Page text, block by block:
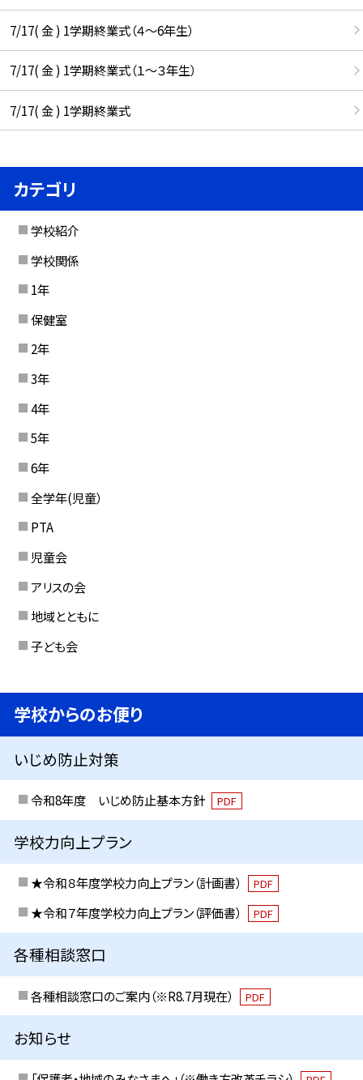
7/17( 金 ) 1学期終業式（４～6年生）
7/17( 金 ) 1学期終業式（１～３年生）
7/17( 金 ) 1学期終業式
カテゴリ
学校紹介
学校関係
1年
保健室
2年
3年
4年
5年
6年
全学年(児童）
PTA
児童会
アリスの会
地域とともに
子ども会
学校からのお便り
いじめ防止対策
令和8年度 いじめ防止基本方針 PDF
学校力向上プラン
★令和８年度学校力向上プラン（計画書） PDF
★令和７年度学校力向上プラン（評価書） PDF
各種相談窓口
各種相談窓口のご案内（※R8.7月現在） PDF
お知らせ